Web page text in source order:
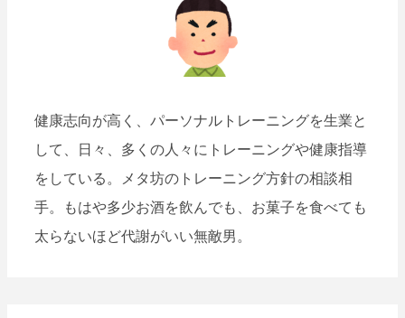
健康志向が高く、パーソナルトレーニングを生業と
して、日々、多くの人々にトレーニングや健康指導
をしている。メタ坊のトレーニング方針の相談相
手。もはや多少お酒を飲んでも、お菓子を食べても
太らないほど代謝がいい無敵男。